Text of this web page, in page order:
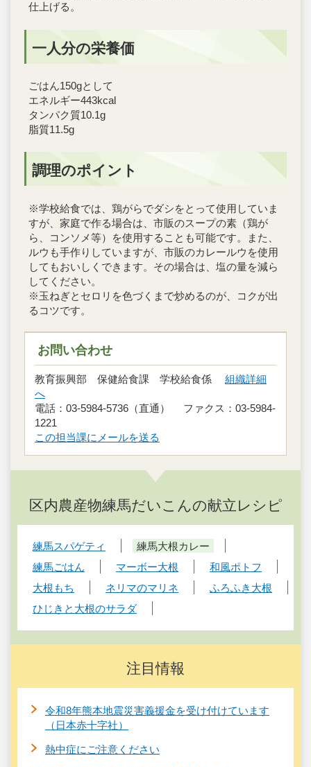
仕上げる。
一人分の栄養価
ごはん150gとして
エネルギー443kcal
タンパク質10.1g
脂質11.5g
調理のポイント
※学校給食では、鶏がらでダシをとって使用していま
すが、家庭で作る場合は、市販のスープの素（鶏が
ら、コンソメ等）を使用することも可能です。また、
ルウも手作りしていますが、市販のカレールウを使用
してもおいしくできます。その場合は、塩の量を減ら
してください。
※玉ねぎとセロリを色づくまで炒めるのが、コクが出
るコツです。
お問い合わせ
教育振興部 保健給食課 学校給食係 組織詳細
へ
電話：03-5984-5736（直通） ファクス：03-5984-
1221
この担当課にメールを送る
区内農産物練馬だいこんの献立レシピ
練馬スパゲティ
練馬大根カレー
練馬ごはん
マーボー大根
和風ポトフ
大根もち
ネリマのマリネ
ふろふき大根
ひじきと大根のサラダ
注目情報
令和8年熊本地震災害義援金を受け付けています
（日本赤十字社）
熱中症にご注意ください